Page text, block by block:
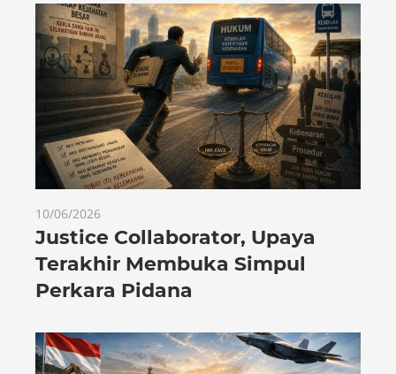
10/06/2026
Justice Collaborator, Upaya
Terakhir Membuka Simpul
Perkara Pidana